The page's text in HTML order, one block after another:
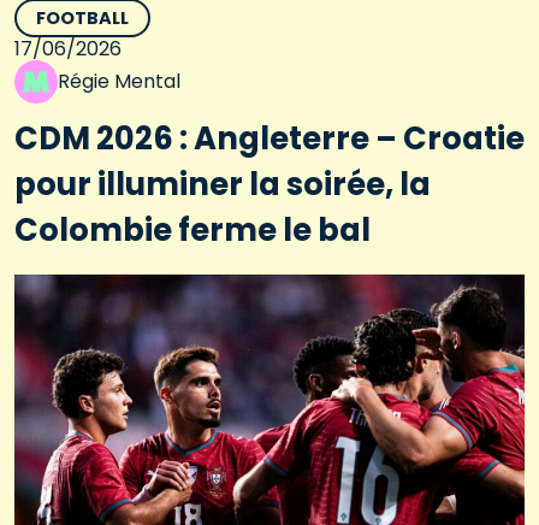
FOOTBALL
17/06/2026
Régie Mental
CDM 2026 : Angleterre – Croatie
pour illuminer la soirée, la
Colombie ferme le bal